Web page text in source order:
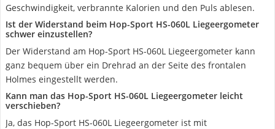
Geschwindigkeit, verbrannte Kalorien und den Puls ablesen.
Ist der Widerstand beim Hop-Sport HS-060L Liegeergometer
schwer einzustellen?
Der Widerstand am Hop-Sport HS-060L Liegeergometer kann
ganz bequem über ein Drehrad an der Seite des frontalen
Holmes eingestellt werden.
Kann man das Hop-Sport HS-060L Liegeergometer leicht
verschieben?
Ja, das Hop-Sport HS-060L Liegeergometer ist mit